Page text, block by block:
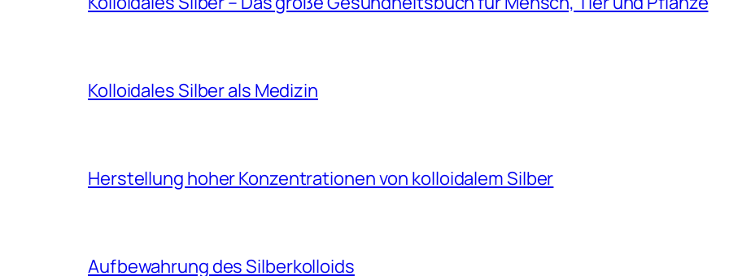
Kolloidales Silber als Medizin
Herstellung hoher Konzentrationen von kolloidalem Silber
Aufbewahrung des Silberkolloids